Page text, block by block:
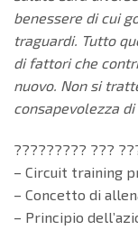
benessere di cui
traguardi. Tutto
di fattori che
nuovo. Non si
consapevolezza
????????? ???
– Circuit training
– Concetto di
– Principio